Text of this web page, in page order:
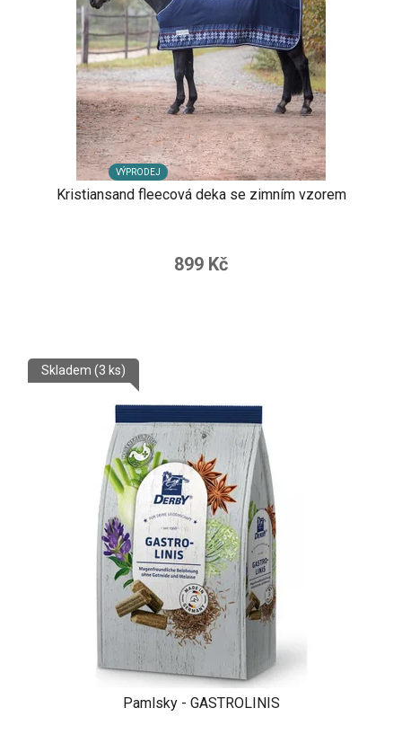
VÝPRODEJ
Kristiansand fleecová deka se zimním vzorem
899 Kč
Pamlsky - GASTROLINIS
Skladem (3 ks)